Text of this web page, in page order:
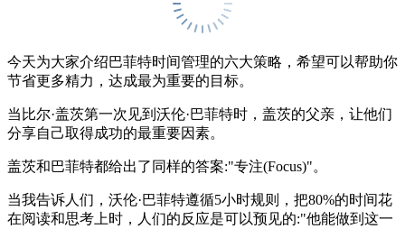
今天为大家介绍巴菲特时间管理的六大策略，希望可以帮助你
节省更多精力，达成最为重要的目标。
当比尔·盖茨第一次见到沃伦·巴菲特时，盖茨的父亲，让他们
分享自己取得成功的最重要因素。
盖茨和巴菲特都给出了同样的答案:"专注(Focus)"。
当我告诉人们，沃伦·巴菲特遵循5小时规则，把80%的时间花
在阅读和思考上时，人们的反应是可以预见的:"他能做到这一